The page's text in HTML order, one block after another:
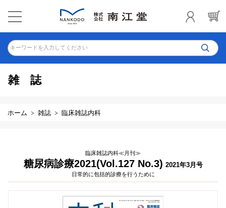
キーワードを入力してください
雑誌
ホーム 雑誌 臨床雑誌内科
臨床雑誌内科≪月刊≫
糖尿病診療2021(Vol.127 No.3) 2021年3月号
日常的に包括的診療を行うために